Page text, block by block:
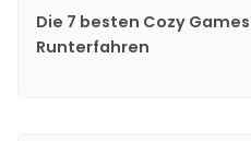
Die 7 besten Cozy
Runterfahren